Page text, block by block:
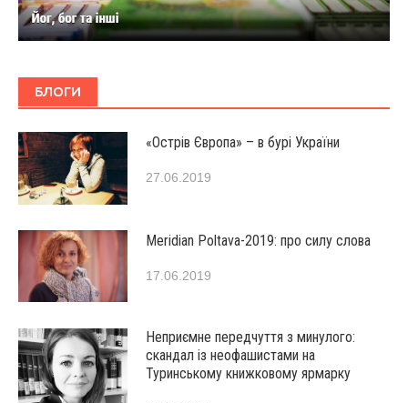
БЛОГИ
«Острів Європа» – в бурі України
27.06.2019
Мeridian Poltava-2019: про силу слова
17.06.2019
Неприємне передчуття з минулого:
скандал із неофашистами на
Туринському книжковому ярмарку